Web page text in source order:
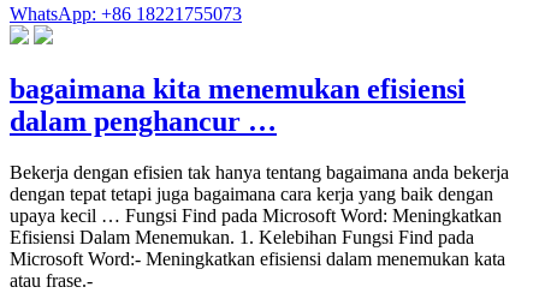
WhatsApp: +86 18221755073
bagaimana kita menemukan efisiensi
dalam penghancur …
Bekerja dengan efisien tak hanya tentang bagaimana anda bekerja
dengan tepat tetapi juga bagaimana cara kerja yang baik dengan
upaya kecil … Fungsi Find pada Microsoft Word: Meningkatkan
Efisiensi Dalam Menemukan. 1. Kelebihan Fungsi Find pada
Microsoft Word:- Meningkatkan efisiensi dalam menemukan kata
atau frase.-